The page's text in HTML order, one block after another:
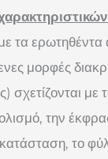
τα ερωτηθέντα
μορφές
σχετίζονται με
την
το